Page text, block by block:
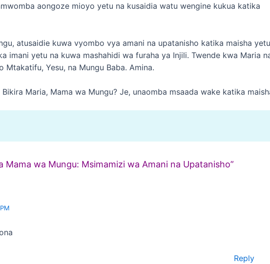
aongoze mioyo yetu na kusaidia watu wengine kukua katika
atusaidie kuwa vyombo vya amani na upatanisho katika maisha
imani yetu na kuwa mashahidi wa furaha ya Injili. Twende kwa Maria
Yesu, na Mungu Baba. Amina.
Maria, Mama wa Mungu? Je, unaomba msaada wake katika
Mama wa Mungu: Msimamizi wa Amani na Upatanisho”
Reply